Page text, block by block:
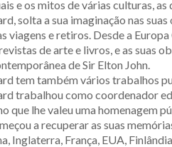
e os mitos de várias culturas,
solta a sua imaginação nas
viagens e retiros. Desde a
de arte e livros, e as suas
de Sir Elton John.
tem também vários trabalhos
trabalhou como coordenador
que lhe valeu uma homenagem
a recuperar as suas
Inglaterra, França, EUA,